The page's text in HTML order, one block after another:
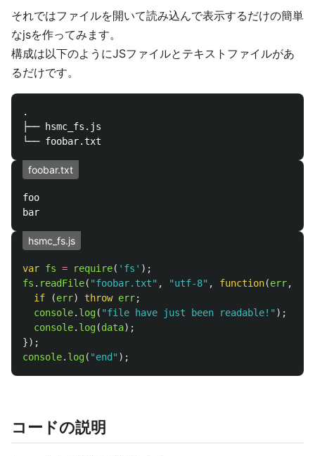
それではファイルを開いて読み込んで表示するだけの簡単
なjsを作ってみます。
構成は以下のようにJSファイルとテキストファイルがあ
るだけです。
.
├── hsmc_fs.js
foobar.txt
foo
hsmc_fs.js
var fs = require( ' fs ' );
fs . readFile( "foobar.txt" , "utf-8" , function(err,
if
(err) throw err;
console. log( "file have just been readable! " );
console. log(data);
});
console. log( "end " );
コードの説明